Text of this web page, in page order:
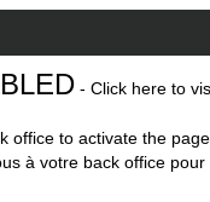
- Click here to
office to activate the
à votre back office